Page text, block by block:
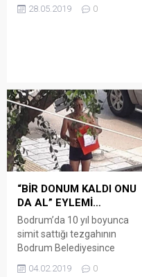
Yakaköy Mahallesi’nde
Başkan Yardımcıları Turgay
Kaya, Ummuhan Yurt, Önder
Batmaz ve bazı meclis
üyelerinin de katıldığı iftar
yemeğinde buluşan
Yakaköy sakinleri, hem
Ramazan sofrasında bir
araya geldi hem de...
28.05.2019 0
“BİR DONUM KALDI ONU
DA AL” EYLEMİ…
Bodrum’da 10 yıl boyunca
simit sattığı tezgahının
Bodrum Belediyesince
04.02.2019 0